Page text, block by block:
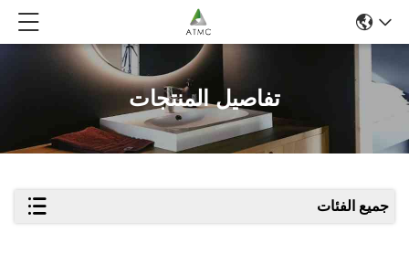
تفاصيل المنتجات
جميع الفئات